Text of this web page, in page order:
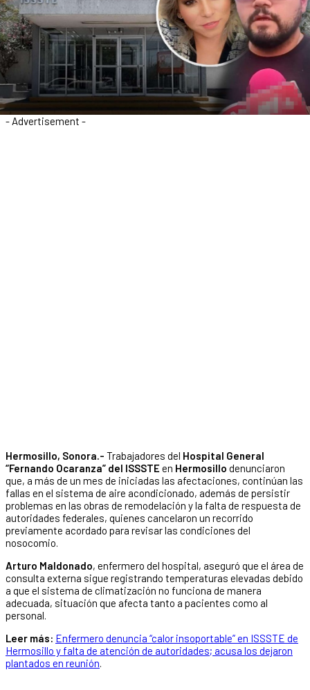
- Advertisement -
Hermosillo, Sonora.- Trabajadores del Hospital General
“Fernando Ocaranza” del ISSSTEen Hermosillo denunciaron
que, a más de un mes de iniciadas las afectaciones, continúan las
fallas en el sistema de aire acondicionado, además de persistir
problemas en las obras de remodelación y la falta de respuesta de
autoridades federales, quienes cancelaron un recorrido
previamente acordado para revisar las condiciones del
nosocomio.
Arturo Maldonado, enfermero del hospital, aseguró que el área de
consulta externa sigue registrando temperaturas elevadas debido
a que el sistema de climatización no funciona de manera
adecuada, situación que afecta tanto a pacientes como al
personal.
Leer más: Enfermero denuncia “calor insoportable” en ISSSTE de
Hermosillo y falta de atención de autoridades; acusa los dejaron
plantados en reunión.